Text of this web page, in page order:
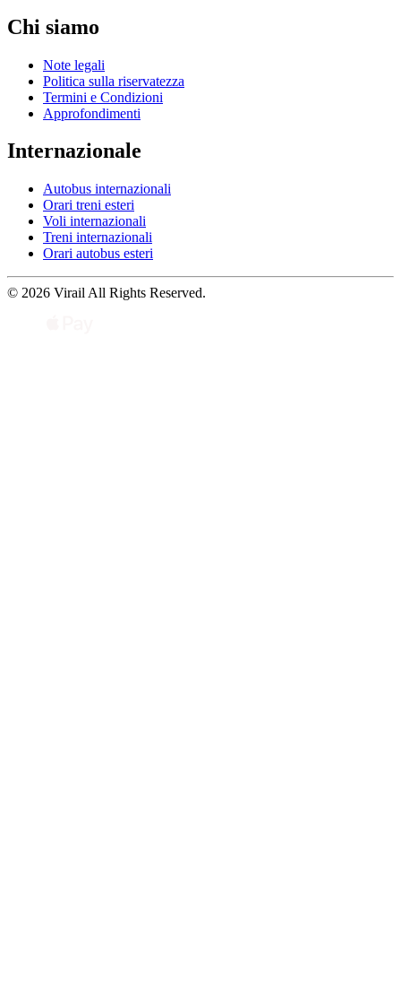
Chi siamo
Note legali
Politica sulla riservatezza
Termini e Condizioni
Approfondimenti
Internazionale
Autobus internazionali
Orari treni esteri
Voli internazionali
Treni internazionali
Orari autobus esteri
© 2026 Virail All Rights Reserved.